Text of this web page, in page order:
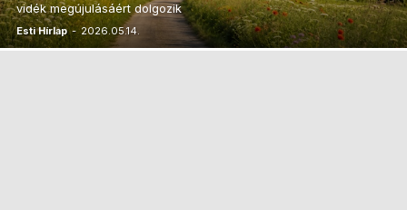
vidék megújulásáért dolgozik
Esti Hírlap - 2026.05.14.